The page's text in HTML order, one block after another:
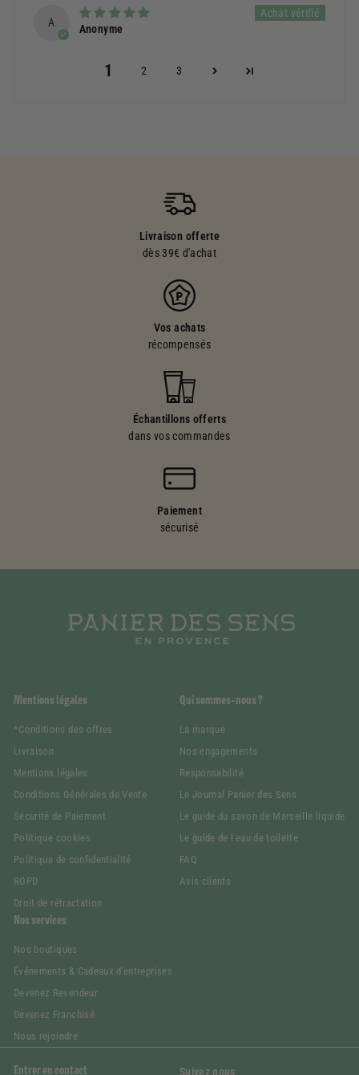
A
Anonyme
1 2 3
Livraison offerte
dès 39€ d'achat
Vos achats
récompensés
Échantillons offerts
dans vos commandes
Paiement
sécurisé
Mentions légales
*Conditions des offres
Livraison
Mentions légales
Conditions Générales de Vente
Sécurité de Paiement
Politique cookies
Politique de confidentialité
RGPD
Droit de rétractation
Qui sommes-nous ?
La marque
Nos engagements
Responsabilité
Le Journal Panier des Sens
Le guide du savon de Marseille liquide
Le guide de l'eau de toilette
FAQ
Avis clients
Nos services
Nos boutiques
Événements & Cadeaux d'entreprises
Devenez Revendeur
Devenez Franchisé
Nous rejoindre
Entrer en contact Suivez nous